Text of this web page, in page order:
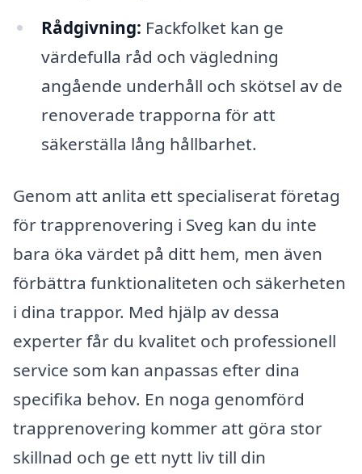
Rådgivning: Fackfolket kan ge
värdefulla råd och vägledning
angående underhåll och skötsel av de
renoverade trapporna för att
säkerställa lång hållbarhet.
Genom att anlita ett specialiserat företag
för trapprenovering i Sveg kan du inte
bara öka värdet på ditt hem, men även
förbättra funktionaliteten och säkerheten
i dina trappor. Med hjälp av dessa
experter får du kvalitet och professionell
service som kan anpassas efter dina
specifika behov. En noga genomförd
trapprenovering kommer att göra stor
skillnad och ge ett nytt liv till din